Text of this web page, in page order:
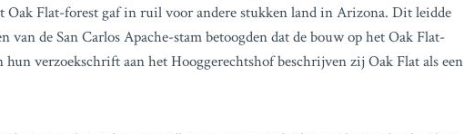
Oak Flat-forest gaf in ruil voor andere stukken land in Arizona. Dit leidde
de San Carlos Apache-stam betoogden dat de bouw op het Oak Flat-
verzoekschrift aan het Hooggerechtshof beschrijven zij Oak Flat als een